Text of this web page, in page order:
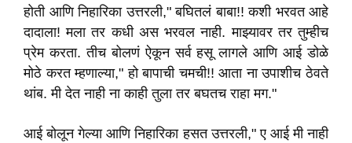
होती आणि निहारिका उत्तरली," बघितलं बाबा!! कशी भरवत आहे
दादाला! मला तर कधी अस भरवल नाही. माझ्यावर तर तुम्हीच
प्रेम करता. तीच बोलणं ऐकून सर्व हसू लागले आणि आई डोळे
मोठे करत म्हणाल्या," हो बापाची चमची!! आता ना उपाशीच ठेवते
थांब. मी देत नाही ना काही तुला तर बघतच राहा मग."
आई बोलून गेल्या आणि निहारिका हसत उत्तरली," ए आई मी नाही